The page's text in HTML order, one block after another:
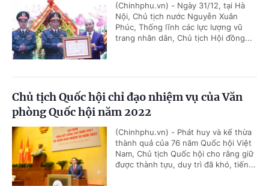
(Chinhphu.vn) - Ngày 31/12, tại Hà
Nội, Chủ tịch nước Nguyễn Xuân
Phúc, Thống lĩnh các lực lượng vũ
trang nhân dân, Chủ tịch Hội đồng...
Chủ tịch Quốc hội chỉ đạo nhiệm vụ của Văn
phòng Quốc hội năm 2022
(Chinhphu.vn) - Phát huy và kế thừa
thành quả của 76 năm Quốc hội Việt
Nam, Chủ tịch Quốc hội cho rằng giữ
được thành tựu, duy trì đã khó, tiến...